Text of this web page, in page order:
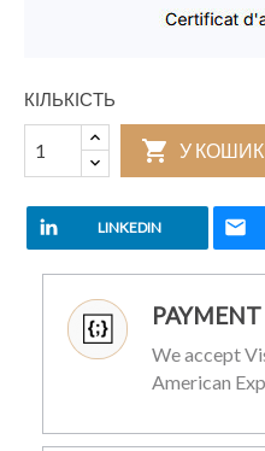
КІЛЬКІСТЬ
 У КОШИК
LINKEDIN
PAYMENT
We accept
American